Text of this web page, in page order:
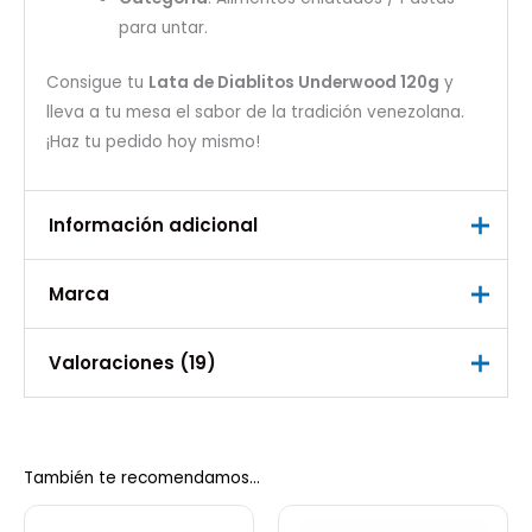
para untar.
Consigue tu Lata de Diablitos Underwood 120g y
lleva a tu mesa el sabor de la tradición venezolana.
¡Haz tu pedido hoy mismo!
Información adicional
Peso
Marca
Marca
Ranchera Trade
Valoraciones (19)
También te recomendamos…